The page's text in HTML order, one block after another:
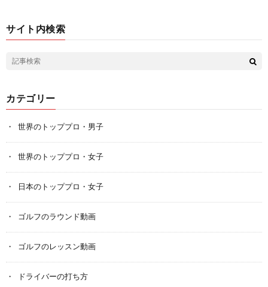
サイト内検索
カテゴリー
世界のトッププロ・男子
世界のトッププロ・女子
日本のトッププロ・女子
ゴルフのラウンド動画
ゴルフのレッスン動画
ドライバーの打ち方